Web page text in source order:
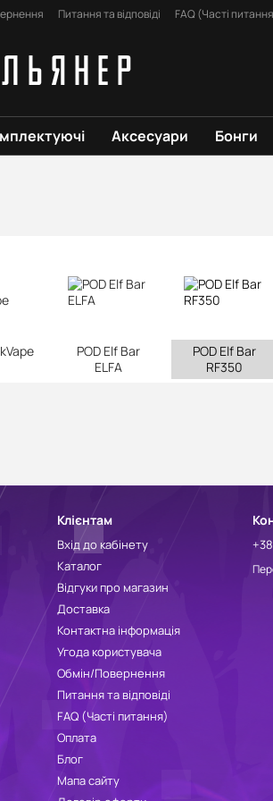
Питання та відповіді
FAQ (Часті
Аксесуари Бонги
POD Elf Bar
ELFA
POD Elf Bar
RF350
Клієнтам
Вхід до кабінету
Каталог
Відгуки про магазин
Доставка
Контактна інформація
Угода користувача
Обмін/Повернення
Питання та відповіді
FAQ (Часті питання)
Оплата
Блог
Мапа сайту